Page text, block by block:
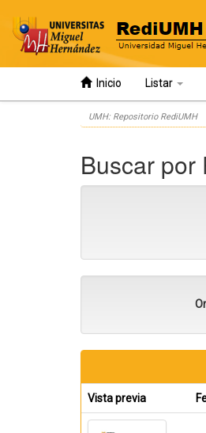
Inicio Listar
UMH: Repositorio RediUMH
Buscar por
Vista previa